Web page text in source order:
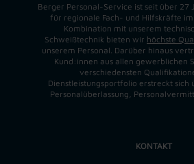
Berger Personal-Service ist seit über 27
für regionale Fach- und Hilfskräfte
Kombination mit unserem
Schweißtechnik bieten wir höchste
unserem Personal. Darüber hinaus
Kund:innen aus allen gewerblichen
verschiedensten
Dienstleistungsportfolio erstreckt sich
Personalüberlassung,
KONTAKT